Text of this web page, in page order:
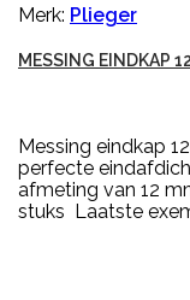
Merk: Plieger
MESSING EINDKAP
Messing eindkap
perfecte
afmeting van 12
stuks Laatste